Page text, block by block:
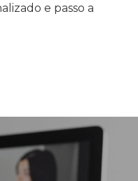
e passo a